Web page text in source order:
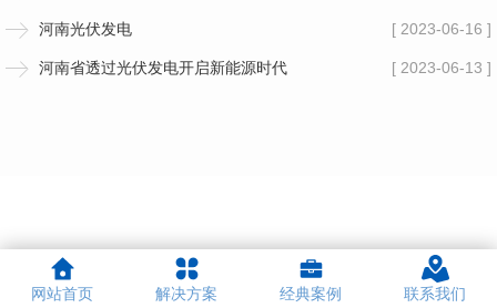
[ 2023-06-16 ]
河南光伏发电
[ 2023-06-13 ]
河南省透过光伏发电开启新能源时代
网站首页 解决方案 经典案例 联系我们